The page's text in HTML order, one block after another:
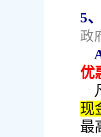
5、
政
优
现
最